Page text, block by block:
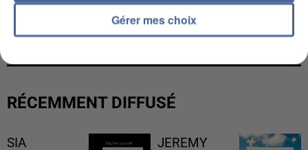
UNE TOURISTE DE L’OISE EMPORTÉE PAR UNE
COULÉE DE BOUE EN HAUTE-SAVOIE
RÉCEMMENT DIFFUSÉ
SIA
JEREMY
Gérer mes choix